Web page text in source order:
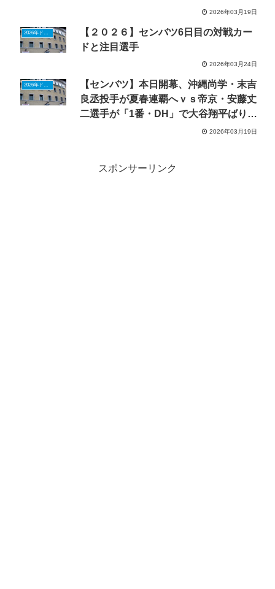
2026年03月19日
【２０２６】センバツ6日目の対戦カー
ドと注目選手
2026年03月24日
2026年ドラフトニュース
【センバツ】本日開幕、沖縄尚学・末吉
良丞投手が夏春連覇へｖｓ帝京・安藤丈
二選手が「1番・DH」で大谷翔平ばり活
2026年03月19日
スポンサーリンク